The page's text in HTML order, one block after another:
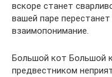
вскоре станет
вашей паре
взаимопонимание.
Большой кот Большой
предвестником